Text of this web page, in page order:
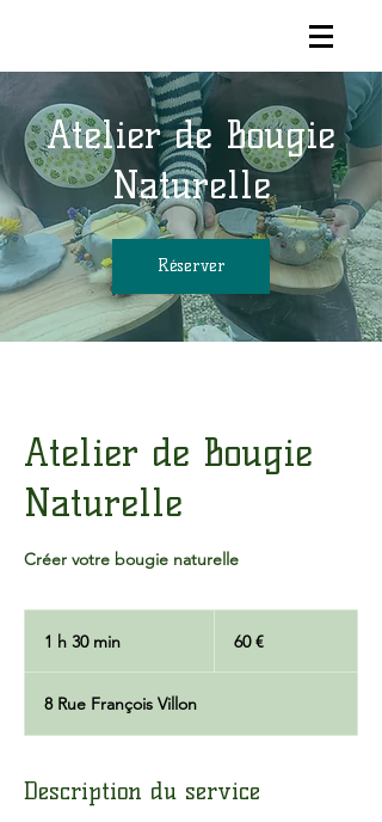
Atelier de Bougie
Naturelle
Réserver
Atelier de Bougie
Naturelle
Créer votre bougie naturelle
1 h 30 min
m
i
60 €
8 Rue François Villon
Description du service